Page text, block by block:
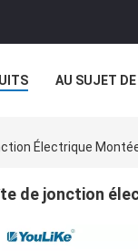
AU SUJET
Électrique
de jonction